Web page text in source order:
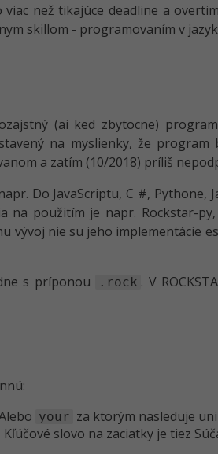
než tikajúce deadline a
skillom - programovaním v
(ai ked zbytocne)
na myslienky, že
a zatím (10/2018) príliš
Do JavaScriptu, C #, Pythone,
na použitím je napr. Rockstar-
vývoj nie su jeho implementácie
s príponou
.rock . V
your za ktorým nasleduje
Kľúčové slovo na zaciatky je tiez